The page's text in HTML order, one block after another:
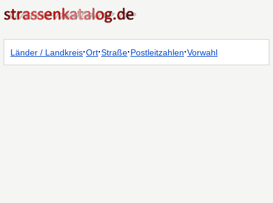
Länder / Landkreis·Ort·Straße·Postleitzahlen·Vorwahl